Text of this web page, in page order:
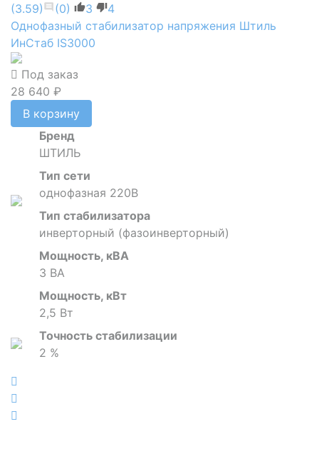
(3.59) (0) 3
4
Однофазный стабилизатор напряжения Штиль
ИнСтаб IS3000
Под заказ
28 640 ₽
В корзину
Бренд
ШТИЛЬ
Тип сети
однофазная 220В
Тип стабилизатора
инверторный (фазоинверторный)
Мощность, кВА
3 ВА
Мощность, кВт
2,5 Вт
Точность стабилизации
2 %